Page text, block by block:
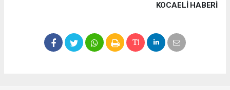
KOCAELI HABERİ